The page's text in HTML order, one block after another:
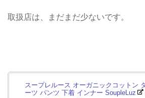
取扱店は、まだまだ少ないです。
スープレルース オーガニックコットン
ーツ パンツ 下着 インナー SoupleLuz